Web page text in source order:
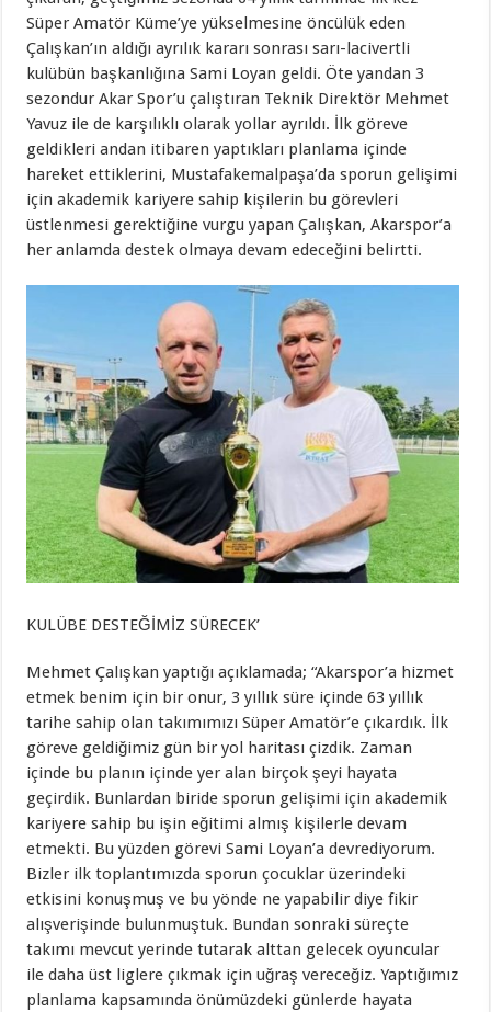
Süper Amatör Küme’ye yükselmesine öncülük eden
Çalışkan’ın aldığı ayrılık kararı sonrası sarı-lacivertli
kulübün başkanlığına Sami Loyan geldi. Öte yandan 3
sezondur Akar Spor’u çalıştıran Teknik Direktör Mehmet
Yavuz ile de karşılıklı olarak yollar ayrıldı. İlk göreve
geldikleri andan itibaren yaptıkları planlama içinde
hareket ettiklerini, Mustafakemalpaşa’da sporun gelişimi
için akademik kariyere sahip kişilerin bu görevleri
üstlenmesi gerektiğine vurgu yapan Çalışkan, Akarspor’a
her anlamda destek olmaya devam edeceğini belirtti.
KULÜBE DESTEĞİMİZ SÜRECEK’
Mehmet Çalışkan yaptığı açıklamada; “Akarspor’a hizmet
etmek benim için bir onur, 3 yıllık süre içinde 63 yıllık
tarihe sahip olan takımımızı Süper Amatör’e çıkardık. İlk
göreve geldiğimiz gün bir yol haritası çizdik. Zaman
içinde bu planın içinde yer alan birçok şeyi hayata
geçirdik. Bunlardan biride sporun gelişimi için akademik
kariyere sahip bu işin eğitimi almış kişilerle devam
etmekti. Bu yüzden görevi Sami Loyan’a devrediyorum.
Bizler ilk toplantımızda sporun çocuklar üzerindeki
etkisini konuşmuş ve bu yönde ne yapabilir diye fikir
alışverişinde bulunmuştuk. Bundan sonraki süreçte
takımı mevcut yerinde tutarak alttan gelecek oyuncular
ile daha üst liglere çıkmak için uğraş vereceğiz. Yaptığımız
planlama kapsamında önümüzdeki günlerde hayata